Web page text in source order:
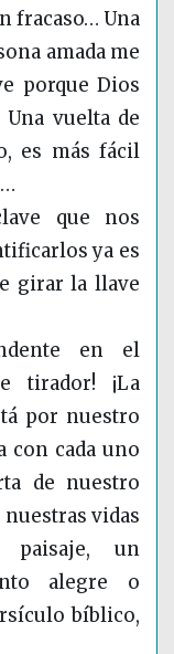
fracaso… Una
amada me
porque Dios
vuelta de
es más fácil
que nos
ya es
girar la llave
en el
tirador! ¡La
por nuestro
con cada uno
de nuestro
vidas
paisaje, un
alegre o
bíblico,